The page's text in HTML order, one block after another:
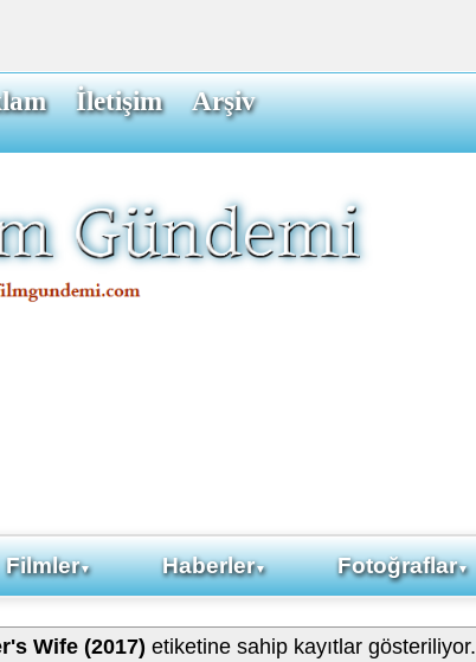
İletişim Arşiv
Filmler▼ Haberler▼ Fotoğraflar▼
Wife (2017) etiketine sahip kayıtlar gösteriliyor.